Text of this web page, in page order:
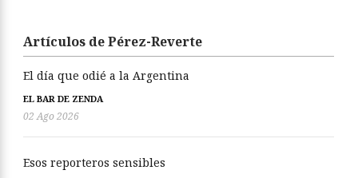
Artículos de Pérez-Reverte
El día que odié a la Argentina
EL BAR DE ZENDA
02 Ago 2026
Esos reporteros sensibles